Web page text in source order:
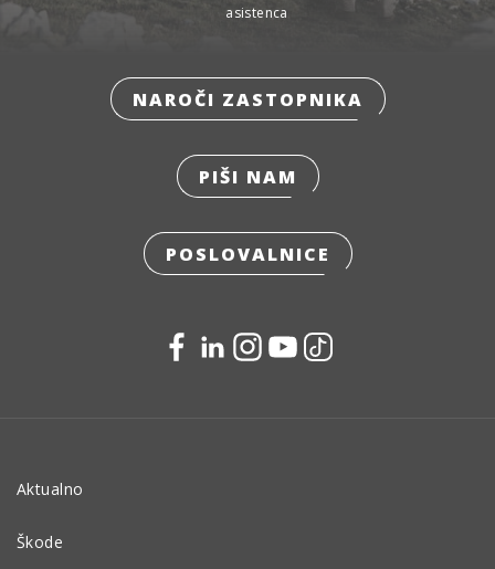
asistenca
NAROČI ZASTOPNIKA
PIŠI NAM
POSLOVALNICE
Aktualno
Škode